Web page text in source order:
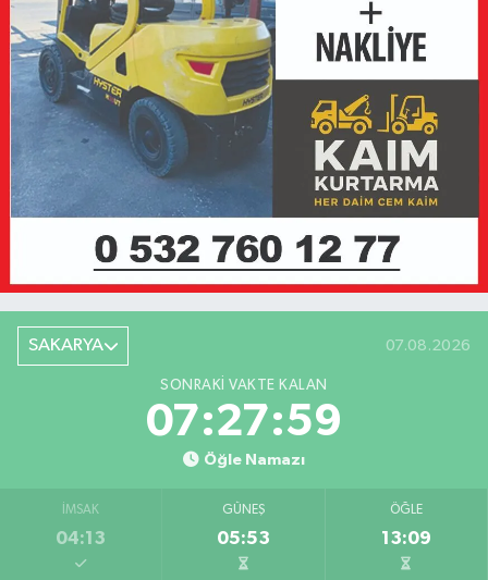
SAKARYA 07.08.2026
SONRAKI VAKTE KALAN
07:27:59
Öğle Namazı
İMSAK
04:13
GÜNEŞ
05:53
ÖĞLE
13:09